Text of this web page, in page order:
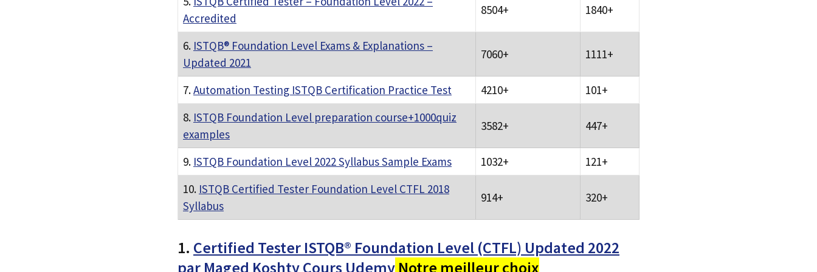
Accredited
8504+ 1840+
6. ISTQB® Foundation Level Exams & Explanations –
Updated 2021
7060+ 1111+
7.Automation Testing ISTQB Certification Practice Test 4210+
101+
8. ISTQB Foundation Level preparation course+1000quiz
examples
3582+ 447+
9. ISTQB Foundation Level 2022 Syllabus Sample Exams 1032+
121+
10. ISTQB Certified Tester Foundation Level CTFL 2018
Syllabus
914+ 320+
1. Certified Tester ISTQB® Foundation Level (CTFL) Updated 2022
par Maged Koshty Cours Udemy Notre meilleur choix